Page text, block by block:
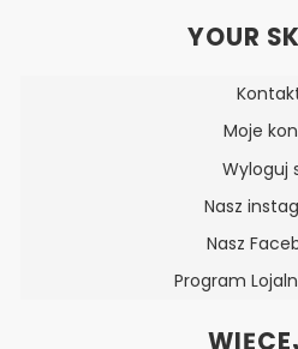
YOUR
Moje
Wyloguj
Nasz
Nasz
Program